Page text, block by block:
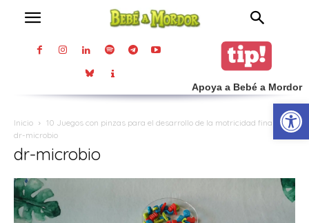
Apoya a Bebé a Mordor
Inicio
10 Juegos con pinzas para el desarrollo de la motricidad fina
dr-microbio
dr-microbio